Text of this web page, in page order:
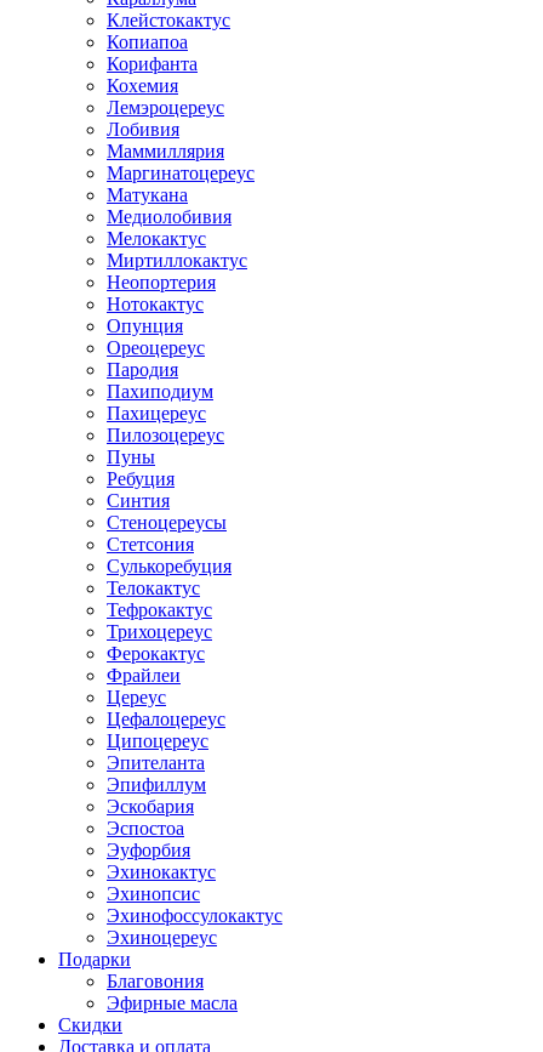
Клейстокактус
Копиапоа
Корифанта
Кохемия
Лемэроцереус
Лобивия
Маммиллярия
Маргинатоцереус
Матукана
Медиолобивия
Мелокактус
Миртиллокактус
Неопортерия
Нотокактус
Опунция
Ореоцереус
Пародия
Пахиподиум
Пахицереус
Пилозоцереус
Пуны
Ребуция
Синтия
Стеноцереусы
Стетсония
Сулькоребуция
Телокактус
Тефрокактус
Трихоцереус
Ферокактус
Фрайлеи
Цереус
Цефалоцереус
Ципоцереус
Эпителанта
Эпифиллум
Эскобария
Эспостоа
Эуфорбия
Эхинокактус
Эхинопсис
Эхинофоссулокактус
Эхиноцереус
Подарки
Благовония
Эфирные масла
Скидки
Доставка и оплата